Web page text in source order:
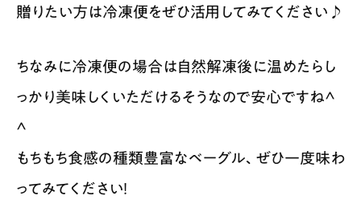
贈りたい方は冷凍便をぜひ活用してみてください♪
ちなみに冷凍便の場合は自然解凍後に温めたらし
っかり美味しくいただけるそうなので安心ですね^
^
もちもち食感の種類豊富なベーグル、ぜひ一度味わ
ってみてください！